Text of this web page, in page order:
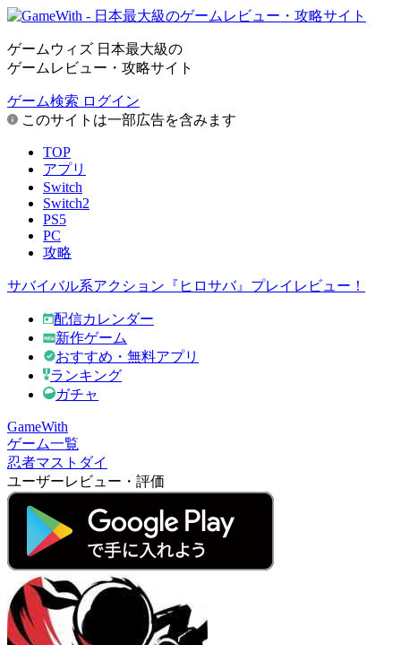
ゲームウィズ 日本最大級の
ゲームレビュー・攻略サイト
ゲーム検索 ログイン
このサイトは一部広告を含みます
TOP
アプリ
Switch
Switch2
PS5
PC
攻略
サバイバル系アクション『ヒロサバ』プレイレビュー！
配信カレンダー
新作ゲーム
おすすめ・無料アプリ
ランキング
ガチャ
GameWith
ゲーム一覧
忍者マストダイ
ユーザーレビュー・評価